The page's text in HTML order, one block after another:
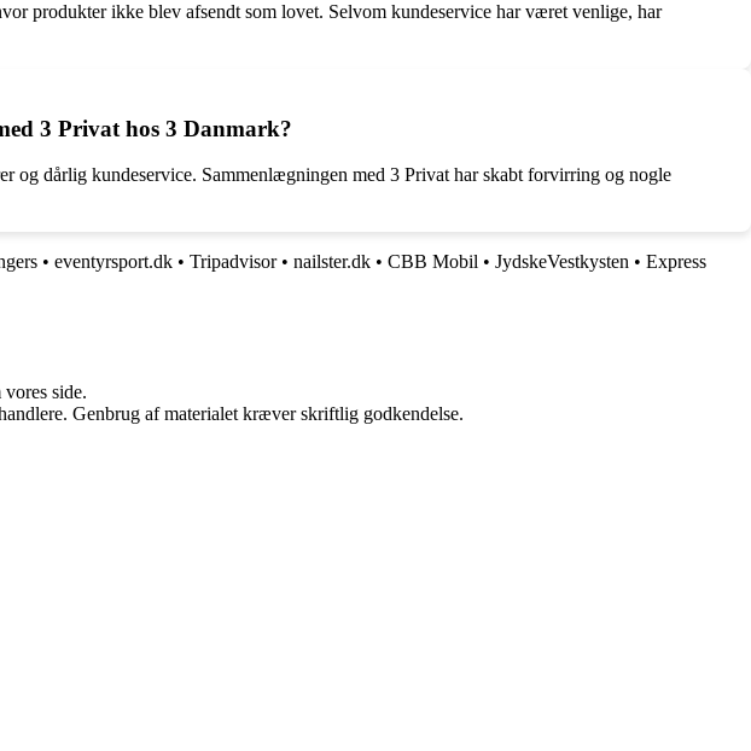
produkter ikke blev afsendt som lovet. Selvom kundeservice har været venlige, har
3 Privat hos 3 Danmark?
og dårlig kundeservice. Sammenlægningen med 3 Privat har skabt forvirring og nogle
• eventyrsport.dk • Tripadvisor• nailster.dk • CBB Mobil • JydskeVestkysten • Express
side.
Genbrug af materialet kræver skriftlig godkendelse.